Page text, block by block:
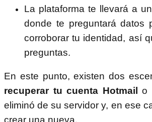
La plataforma te llevará a
donde te preguntará datos
corroborar tu identidad, así
preguntas.
En este punto, existen dos
recuperar tu cuenta Hotmail o
eliminó de su servidor y, en ese
crear una nueva.